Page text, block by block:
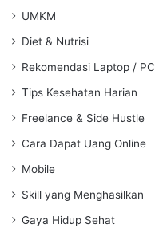
UMKM
Diet & Nutrisi
Rekomendasi Laptop / PC
Tips Kesehatan Harian
Freelance & Side Hustle
Cara Dapat Uang Online
Mobile
Skill yang Menghasilkan
Gaya Hidup Sehat